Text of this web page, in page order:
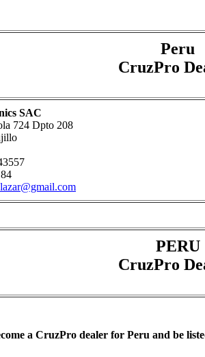
Peru
CruzPro
SAC
724 Dpto 208
PERU
CruzPro
a CruzPro dealer for Peru and be